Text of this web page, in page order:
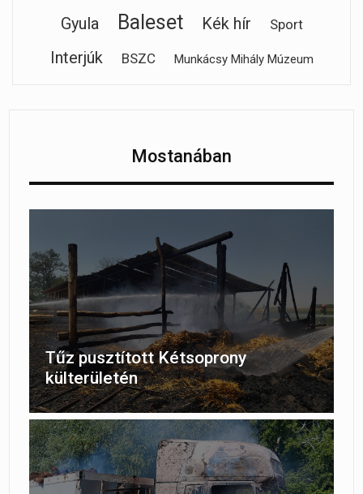
Gyula
Baleset Kék hír Sport
Interjúk BSZC Munkácsy Mihály Múzeum
Mostanában
Tűz pusztított Kétsoprony
külterületén